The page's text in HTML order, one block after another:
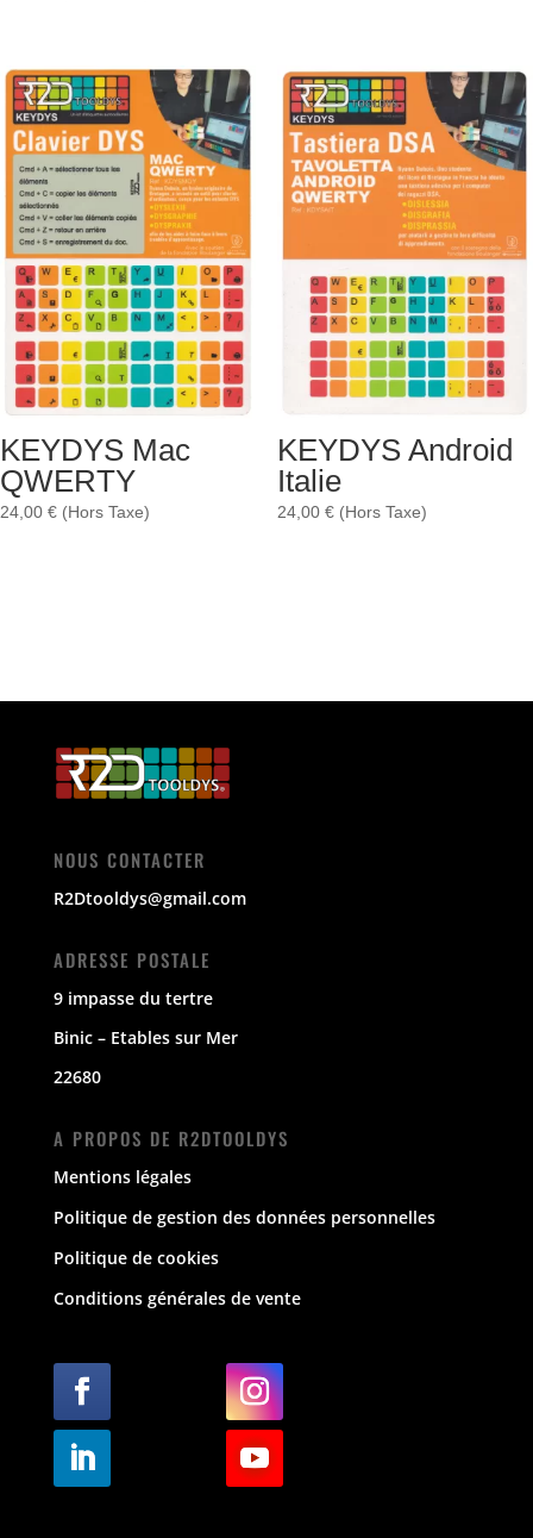
KEYDYS Mac
QWERTY
24,00 € (Hors Taxe)
KEYDYS Android
Italie
24,00 € (Hors Taxe)
NOUS CONTACTER
R2Dtooldys@gmail.com
ADRESSE POSTALE
9 impasse du tertre
Binic – Etables sur Mer
22680
A PROPOS DE R2DTOOLDYS
Mentions légales
Politique de gestion des données personnelles
Politique de cookies
Conditions générales de vente